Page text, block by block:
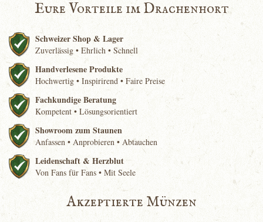
Eure Vorteile im Drachenhort
Schweizer Shop & Lager
Zuverlässig • Ehrlich • Schnell
Handverlesene Produkte
Hochwertig • Inspirirend • Faire Preise
Fachkundige Beratung
Kompetent • Lösungsorientiert
Showroom zum Staunen
Anfassen • Anprobieren • Abtauchen
Leidenschaft & Herzblut
Von Fans für Fans • Mit Seele
Akzeptierte Münzen